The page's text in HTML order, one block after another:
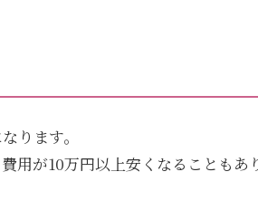
ります。
用が10万円以上安くなることもあ